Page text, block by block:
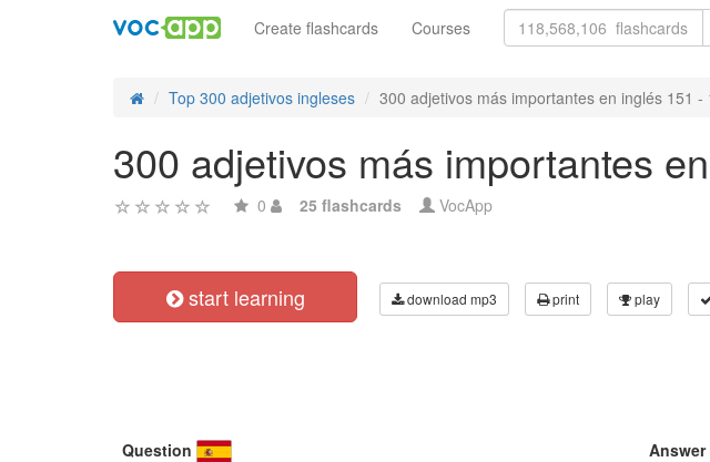
Create flashcards Courses
Top 300 adjetivos ingleses 300 adjetivos más importantes en inglés 151 -
300 adjetivos más importantes
0 25 flashcards VocApp
start learning download mp3 print play
Question Answer